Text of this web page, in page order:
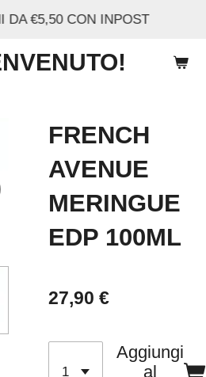
DA €5,50 CON INPOST
FRENCH
AVENUE
MERINGUE
EDP 100ML
27,90 €
Aggiungi
al